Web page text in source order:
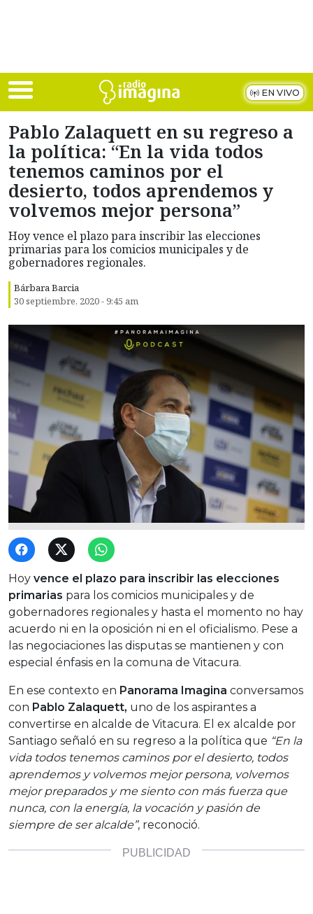
EN VIVO
Pablo Zalaquett en su regreso a
la política: “En la vida todos
tenemos caminos por el
desierto, todos aprendemos y
volvemos mejor persona”
Hoy vence el plazo para inscribir las elecciones
primarias para los comicios municipales y de
gobernadores regionales.
Bárbara Barcia
30 septiembre, 2020 - 9:45 am
Hoy vence el plazo para inscribir las elecciones
primarias para los comicios municipales y de
gobernadores regionales y hasta el momento no hay
acuerdo ni en la oposición ni en el oficialismo. Pese a
las negociaciones las disputas se mantienen y con
especial énfasis en la comuna de Vitacura.
En ese contexto en Panorama Imagina conversamos
con Pablo Zalaquett, uno de los aspirantes a
convertirse en alcalde de Vitacura. El ex alcalde por
Santiago señaló en su regreso a la política que “En la
vida todos tenemos caminos por el desierto, todos
aprendemos y volvemos mejor persona, volvemos
mejor preparados y me siento con más fuerza que
nunca, con la energía, la vocación y pasión de
siempre de ser alcalde”, reconoció.